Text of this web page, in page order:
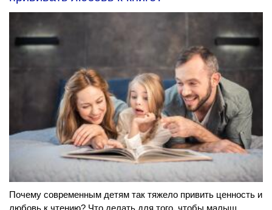
Почему современным детям так тяжело привить ценность и
любовь к чтению? Что делать для того, чтобы малыш